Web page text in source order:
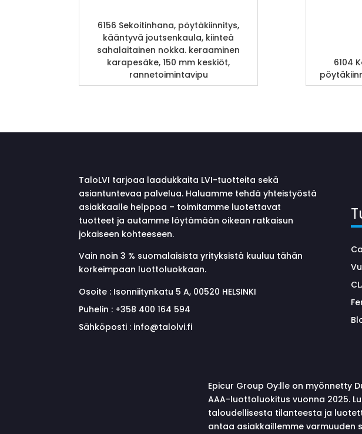
6156 Sekoitinhana, pöytäkiinnitys,
kääntyvä joutsenkaula, kiinteä
sahalaitainen nokka. keraaminen
karapesäke, 150 mm keskiöt,
rannetoimintavipu
6104
TaloLVI tarjoaa laadukkaita LVI-tuotteita sekä
asiantuntevaa palvelua. Haluamme tehdä yhteistyöstä
asiakkaalle helppoa – toimitamme luotettavat
tuotteet ja autamme löytämään oikean ratkaisun
jokaiseen kohteeseen.
Vain noin 3 % suomalaisista yrityksistä kuuluu tähän
korkeimpaan luottoluokkaan.
Osoite : Isonniitynkatu 5 A, 00520 HELSINKI
Puhelin : +358 400 164 594
Sähköposti : info@talolvi.fi
Epicur Group Oy:lle on myönnetty
AAA-luottoluokitus vuonna 2025.
taloudellisesta tilanteesta ja
antaa asiakkaillemme varmuuden